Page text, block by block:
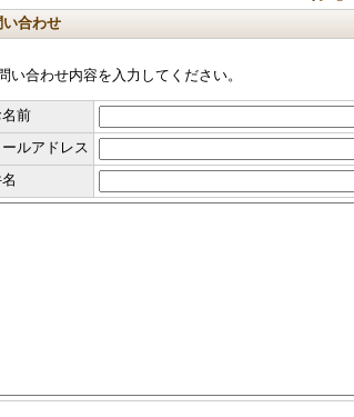
い合わせ
い合わせ内容を入力してください。
名前
ールアドレス